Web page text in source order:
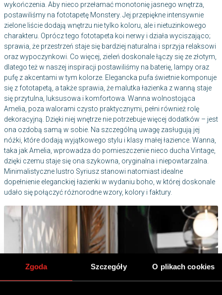
Zgoda Szczegóły O plikach cookies
wykończenia. Aby nieco przełamać monotonię jasnego wnętrza,
postawiliśmy na fototapetę Monstery. Jej przepiękne intensywnie
zielone liście dodają wnętrzu nie tylko koloru, ale i nietuzinkowego
charakteru. Oprócz tego fototapeta koi nerwy i działa wyciszająco;
sprawia, że przestrzeń staje się bardziej naturalna i sprzyja relaksowi
oraz wypoczynkowi. Co więcej, zieleń doskonale łączy się ze złotym,
dlatego też w naszej inspiracji postawiliśmy na baterię, lampy oraz
pufę z akcentami w tym kolorze. Elegancka pufa świetnie komponuje
się z fototapetą, a także sprawia, że malutka łazienka z wanną staje
się przytulna, luksusowa i komfortowa. Wanna wolnostojąca
Amelia, poza walorami czysto praktycznymi, pełni również rolę
dekoracyjną. Dzięki niej wnętrze nie potrzebuje więcej dodatków – jest
ona ozdobą samą w sobie. Na szczególną uwagę zasługują jej
nóżki, które dodają wyjątkowego stylu i klasy małej łazience. Wanna,
taka jak Amelia, wprowadza do pomieszczenie nieco ducha Vintage,
dzięki czemu staje się ona szykowna, oryginalna i niepowtarzalna.
Minimalistyczne lustro Syriusz stanowi natomiast idealne
dopełnienie eleganckiej łazienki w wydaniu boho, w której doskonale
udało się połączyć różnorodne wzory, kolory i faktury.